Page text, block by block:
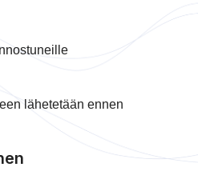
lähetetään ennen